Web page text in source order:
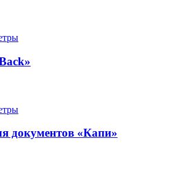
документов «Капи»